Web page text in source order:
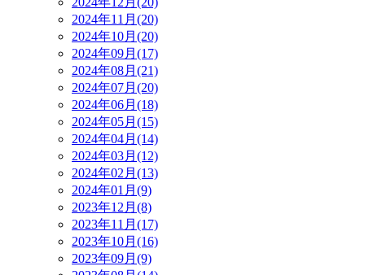
2024年11月(20)
2024年10月(20)
2024年09月(17)
2024年08月(21)
2024年07月(20)
2024年06月(18)
2024年05月(15)
2024年04月(14)
2024年03月(12)
2024年02月(13)
2024年01月(9)
2023年12月(8)
2023年11月(17)
2023年10月(16)
2023年09月(9)